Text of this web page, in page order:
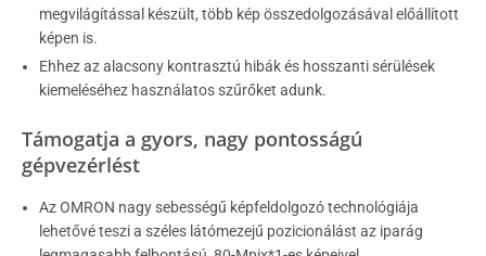
megvilágítással készült, több kép összedolgozásával előállított
képen is.
Ehhez az alacsony kontrasztú hibák és hosszanti sérülések
kiemeléséhez használatos szűrőket adunk.
Támogatja a gyors, nagy pontosságú
gépvezérlést
Az OMRON nagy sebességű képfeldolgozó technológiája
lehetővé teszi a széles látómezejű pozicionálást az iparág